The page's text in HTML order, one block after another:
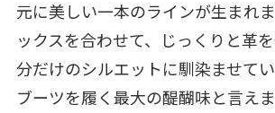
元に美しい一本のラインが生まれ
ックスを合わせて、じっくりと革
分だけのシルエットに馴染ませて
ブーツを履く最大の醍醐味と言え